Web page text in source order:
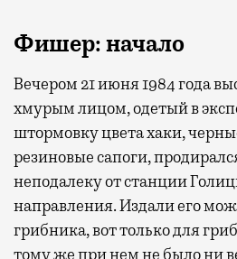
Фишер: начало
Вечером 21 июня 1984 года
хмурым лицом, одетый в
штормовку цвета хаки,
резиновые сапоги,
неподалеку от станции
направления. Издали его
грибника, вот только для
тому же при нем не было ни